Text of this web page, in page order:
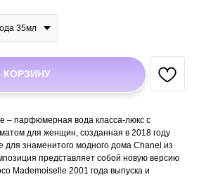
35мл
КОРЗИНУ
– парфюмерная вода класса-люкс с
для женщин, созданная в 2018 году
знаменитого модного дома Chanel из
представляет собой новую версию
Mademoiselle 2001 года выпуска и